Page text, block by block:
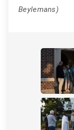
Beylemans)